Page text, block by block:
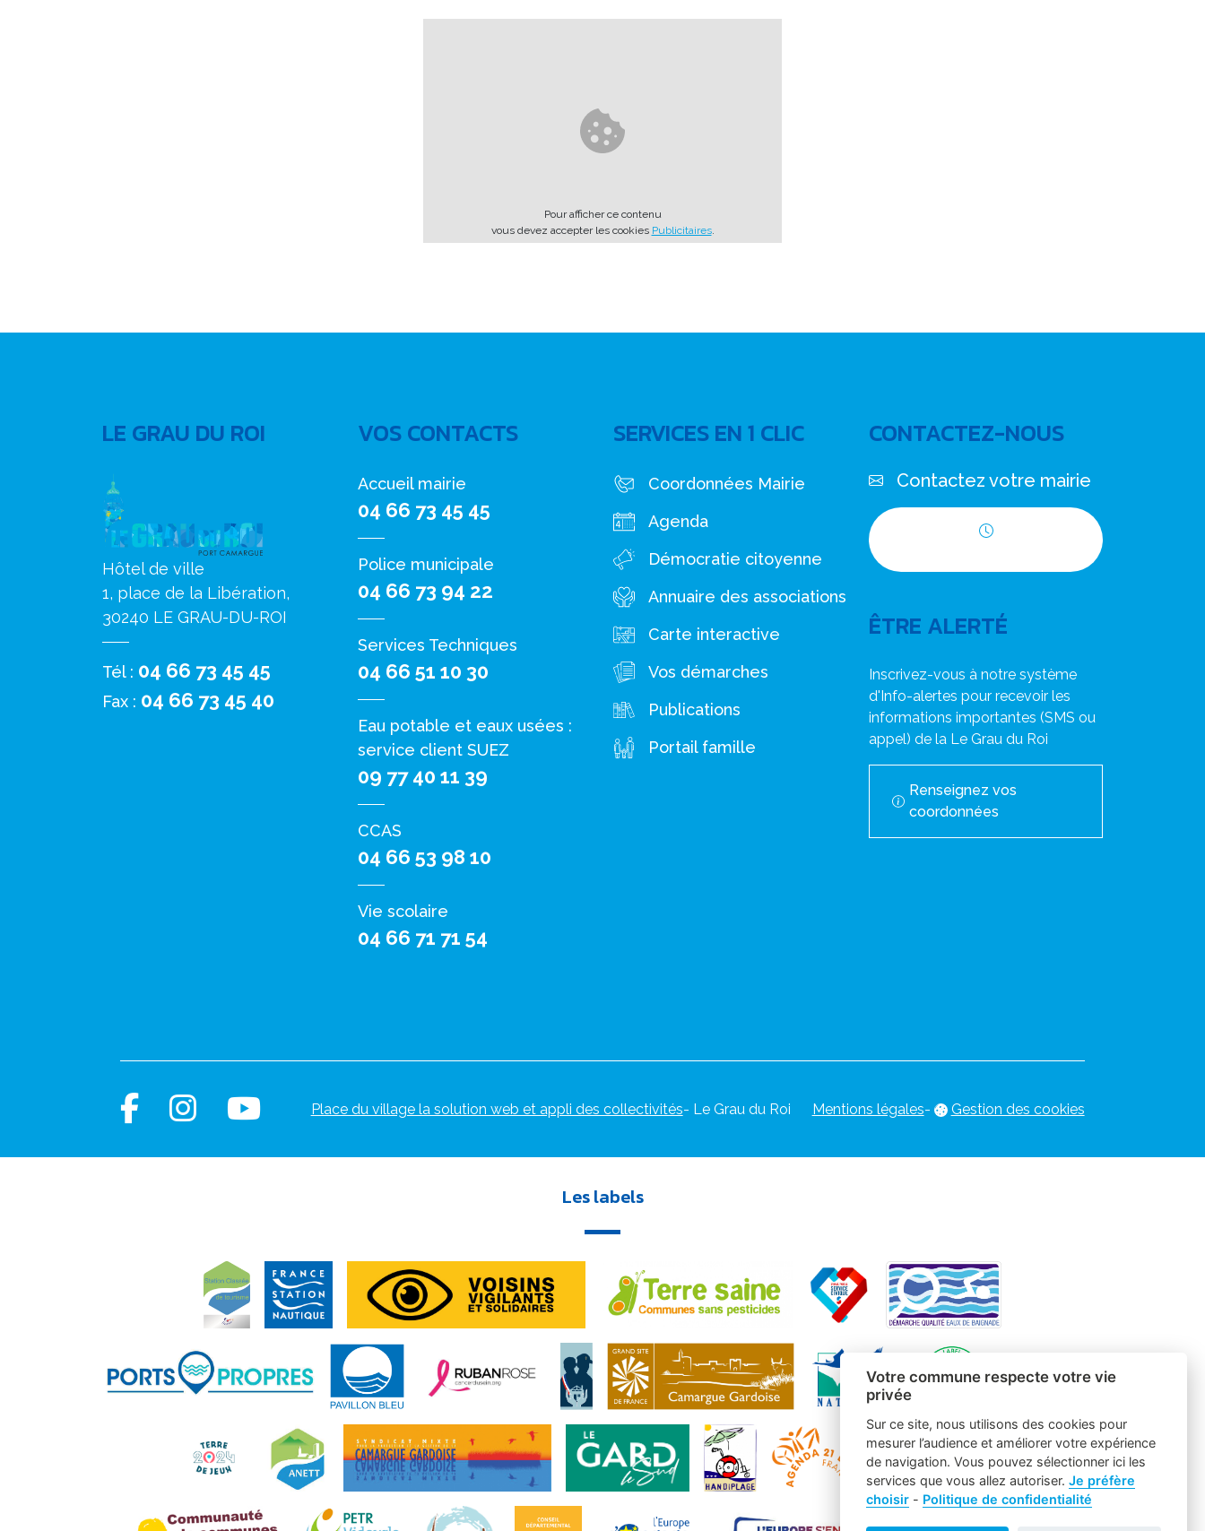
Pour afficher ce contenu
vous devez accepter les cookies Publicitaires.
LE GRAU DU ROI
Hôtel de ville
1, place de la Libération,
30240 LE GRAU-DU-ROI
Tél : 04 66 73 45 45
Fax : 04 66 73 45 40
VOS CONTACTS
Accueil mairie
04 66 73 45 45
Police municipale
04 66 73 94 22
Services Techniques
04 66 51 10 30
Eau potable et eaux usées :
service client SUEZ
09 77 40 11 39
CCAS
04 66 53 98 10
Vie scolaire
04 66 71 71 54
SERVICES EN 1 CLIC
Coordonnées Mairie
Agenda
Démocratie citoyenne
Annuaire des associations
Carte interactive
Vos démarches
Publications
Portail famille
CONTACTEZ-NOUS
Contactez votre mairie
ÊTRE ALERTÉ
Inscrivez-vous à notre système
d'Info-alertes pour recevoir les
informations importantes (SMS ou
appel) de la Le Grau du Roi
Renseignez vos
coordonnées
Place du village la solution web et appli des collectivités- Le Grau du Roi Mentions légales- Gestion des cookies
Les labels
Votre commune respecte votre vie
privée
Sur ce site, nous utilisons des cookies pour
mesurer l’audience et améliorer votre expérience
de navigation. Vous pouvez sélectionner ici les
services que vous allez autoriser. Je préfère
choisir- Politique de confidentialité